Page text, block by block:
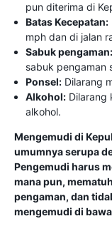
pun diterima di
Batas Kecepatan:
mph dan di jalan
Sabuk pengaman:
sabuk pengaman
Ponsel: Dilarang
Alkohol: Dilarang
alkohol.
Mengemudi di
umumnya serupa
Pengemudi harus
mana pun,
pengaman, dan
mengemudi di